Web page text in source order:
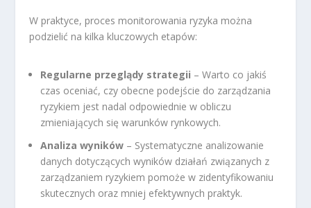
W praktyce, proces monitorowania ryzyka można
podzielić na kilka kluczowych etapów:
Regularne przeglądy strategii – Warto co jakiś
czas oceniać, czy obecne podejście do zarządzania
ryzykiem jest nadal odpowiednie w obliczu
zmieniających się warunków rynkowych.
Analiza wyników – Systematyczne analizowanie
danych dotyczących wyników działań związanych z
zarządzaniem ryzykiem pomoże w zidentyfikowaniu
skutecznych oraz mniej efektywnych praktyk.